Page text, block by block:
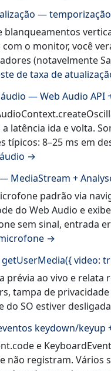
—
o monitor, você
(notavelmente
de taxa de
— Web Audio
latência ida e volta.
típicos: 8–25 ms em
→
MediaStream +
padrão via
do Web Audio e
sem sinal, entrada
→
video:
prévia ao vivo e
tampa de
do SO estiver
keydown/keyup
e
não registram. Vários